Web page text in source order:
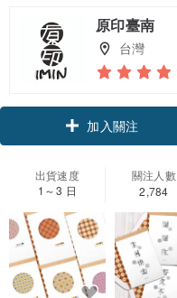
原印臺南
台灣
加入關注
出貨速度
1～3 日
關注人數
2,784